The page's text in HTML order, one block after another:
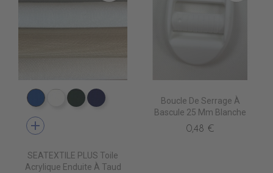
PT0540 ROYAL BLUE
PT0500 WHITE
PT0570 FOREST GREEN
PT0480 MARINE BLUE
add
SEATEXTILE PLUS Toile
Acrylique Enduite À Taud
Boucle De Serrage À
Bascule 25 Mm Blanche
0,48 €